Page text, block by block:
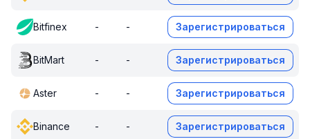
Bitfinex - - Зарегистрироваться
BitMart - - Зарегистрироваться
Aster - - Зарегистрироваться
Binance - - Зарегистрироваться